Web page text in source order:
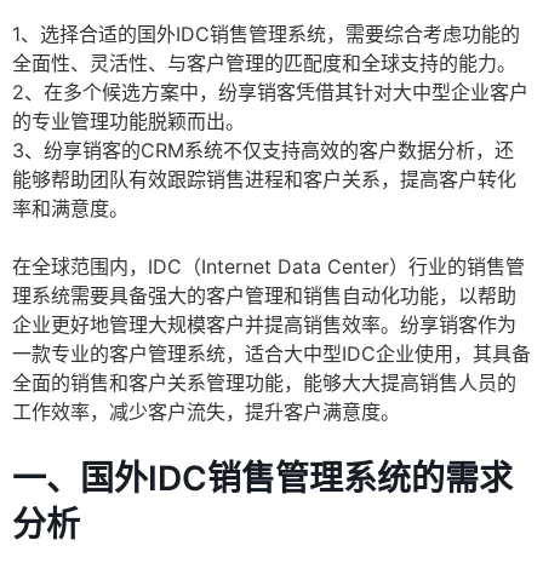
1、选择合适的国外IDC销售管理系统，需要综合考虑功能的
全面性、灵活性、与客户管理的匹配度和全球支持的能力。
2、在多个候选方案中，纷享销客凭借其针对大中型企业客户
的专业管理功能脱颖而出。
3、纷享销客的CRM系统不仅支持高效的客户数据分析，还
能够帮助团队有效跟踪销售进程和客户关系，提高客户转化
率和满意度。
在全球范围内，IDC（Internet Data Center）行业的销售管
理系统需要具备强大的客户管理和销售自动化功能，以帮助
企业更好地管理大规模客户并提高销售效率。纷享销客作为
一款专业的客户管理系统，适合大中型IDC企业使用，其具备
全面的销售和客户关系管理功能，能够大大提高销售人员的
工作效率，减少客户流失，提升客户满意度。
一、国外IDC销售管理系统的需求
分析